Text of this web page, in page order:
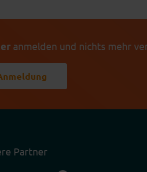
anmelden und nichts mehr
Partner